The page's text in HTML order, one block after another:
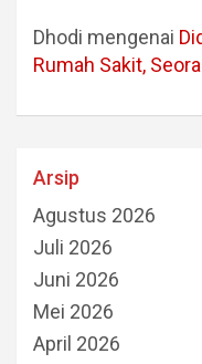
Dhodi mengenai
Rumah Sakit,
Arsip
Agustus 2026
Juli 2026
Juni 2026
Mei 2026
April 2026